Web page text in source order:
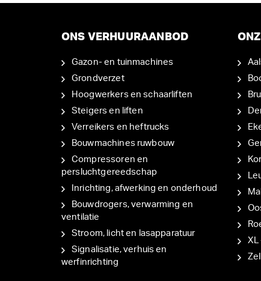
ONS VERHUURAANBOD
Gazon- en tuinmachines
Grondverzet
Hoogwerkers en schaarliften
Steigers en liften
Verreikers en heftrucks
Bouwmachines ruwbouw
Compressoren en
persluchtgereedschap
Inrichting, afwerking en onderhoud
Bouwdrogers, verwarming en
ventilatie
Stroom, licht en lasapparatuur
Signalisatie, verhuis en
werfinrichting
XL